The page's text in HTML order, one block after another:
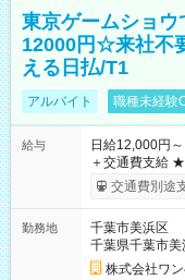
東京ゲームショ
12000円☆来社不
える日払/T1
アルバイト 職種未経験
給与
日給12,000円～
＋交通費支給 ★交通費一部支給 ┗1日500円を超えた分は全額支
給！ ※往復500円
（規定あり）
なし
交通費別途
勤務地
千葉市美浜区
千葉県千葉市美
株式会社ワ